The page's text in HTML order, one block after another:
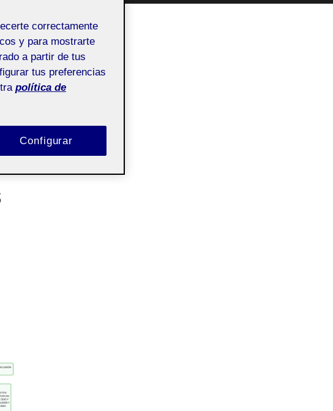
correctamente
y para mostrarte
a partir de tus
tus preferencias
política de
Configurar